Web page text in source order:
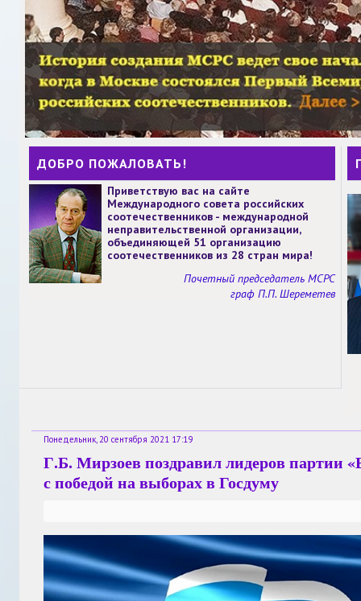
ДОБРО ПОЖАЛОВАТЬ!
Приветствую вас на сайте
Международного совета российских
соотечественников - международной
неправительственной организации,
объединяющей 51 организацию
соотечественников из 28 стран мира!
Почетный председатель МСРС
граф П.П. Шереметев
Понедельник, 20 сентября 2021 17:19
Г.Б. Мирзоев поздравил лидеров партии
с победой на выборах в Госдуму